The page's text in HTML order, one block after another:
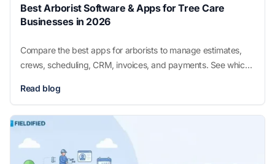
Best Arborist Software & Apps for Tree Care
Businesses in 2026
Compare the best apps for arborists to manage estimates,
crews, scheduling, CRM, invoices, and payments. See which
Read blog